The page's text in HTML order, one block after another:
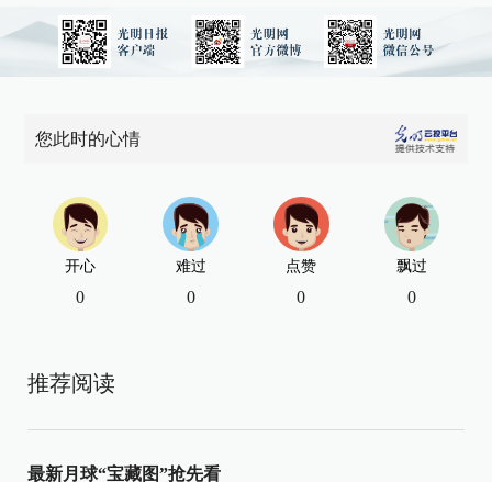
您此时的心情
开心
0
难过
0
点赞
0
飘过
0
推荐阅读
最新月球“宝藏图”抢先看